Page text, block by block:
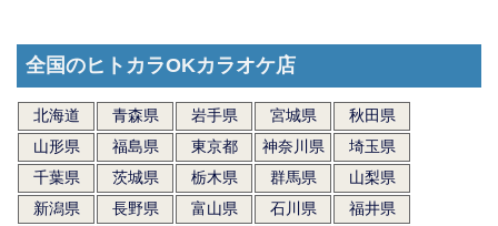
全国のヒトカラOKカラオケ店
北海道 青森県 岩手県 宮城県
秋田県
山形県
福島県 東京都 神奈川県
埼玉県
千葉県
茨城県 栃木県 群馬県
山梨県
新潟県
長野県 富山県 石川県
福井県